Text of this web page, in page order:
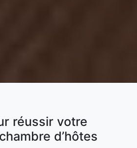
réussir votre
d’hôtes